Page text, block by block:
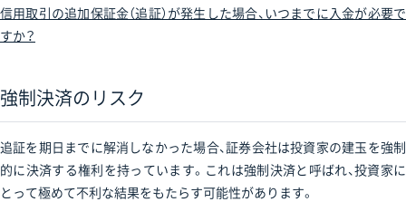
信用取引の追加保証金（追証）が発生した場合、いつまでに入金が必要で
すか？
強制決済のリスク
追証を期日までに解消しなかった場合、証券会社は投資家の建玉を強制
的に決済する権利を持っています。これは強制決済と呼ばれ、投資家に
とって極めて不利な結果をもたらす可能性があります。